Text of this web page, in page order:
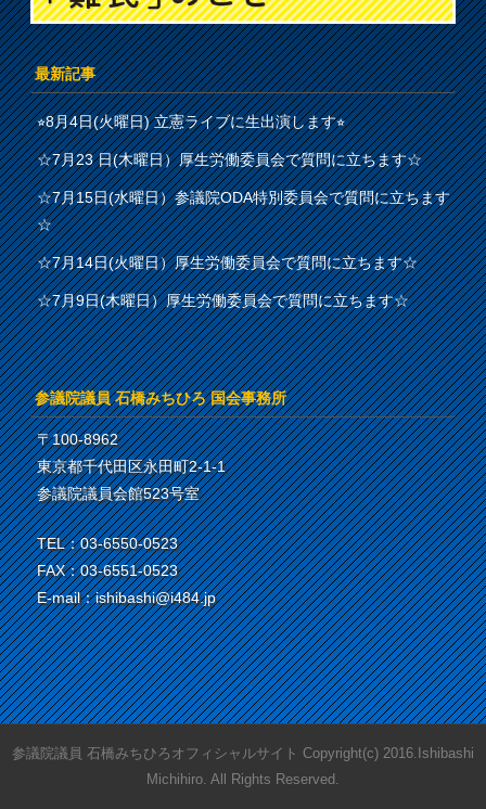
最新記事
⭐︎8月4日(火曜日) 立憲ライブに生出演します⭐︎
☆7月23 日(木曜日）厚生労働委員会で質問に立ちます☆
☆7月15日(水曜日）参議院ODA特別委員会で質問に立ちます
☆
☆7月14日(火曜日）厚生労働委員会で質問に立ちます☆
☆7月9日(木曜日）厚生労働委員会で質問に立ちます☆
参議院議員 石橋みちひろ 国会事務所
〒100-8962
東京都千代田区永田町2-1-1
参議院議員会館523号室
TEL：03-6550-0523
FAX：03-6551-0523
E-mail：ishibashi@i484.jp
参議院議員 石橋みちひろオフィシャルサイト Copyright(c) 2016.Ishibashi
Michihiro. All Rights Reserved.